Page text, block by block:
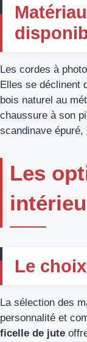
Les cordes à
Elles se déclinent
bois naturel au
chaussure à son
scandinave
Les
Le
La sélection des
personnalité et
ficelle de jute